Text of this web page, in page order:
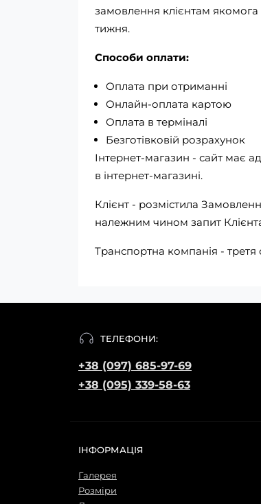
замовлення клієнтам
тижня.
Способи оплати:
Оплата при отриманні
Онлайн-оплата картою
Оплата в терміналі
Безготівковій розрахунок
Інтернет-магазин - сайт має
в інтернет-магазині.
Клієнт - розмістила
належним чином запит
Транспортна компанія - третя
ТЕЛЕФОНИ:
+38 (097) 685-97-69
+38 (095) 339-58-63
ІНФОРМАЦІЯ
Галерея
Розміри